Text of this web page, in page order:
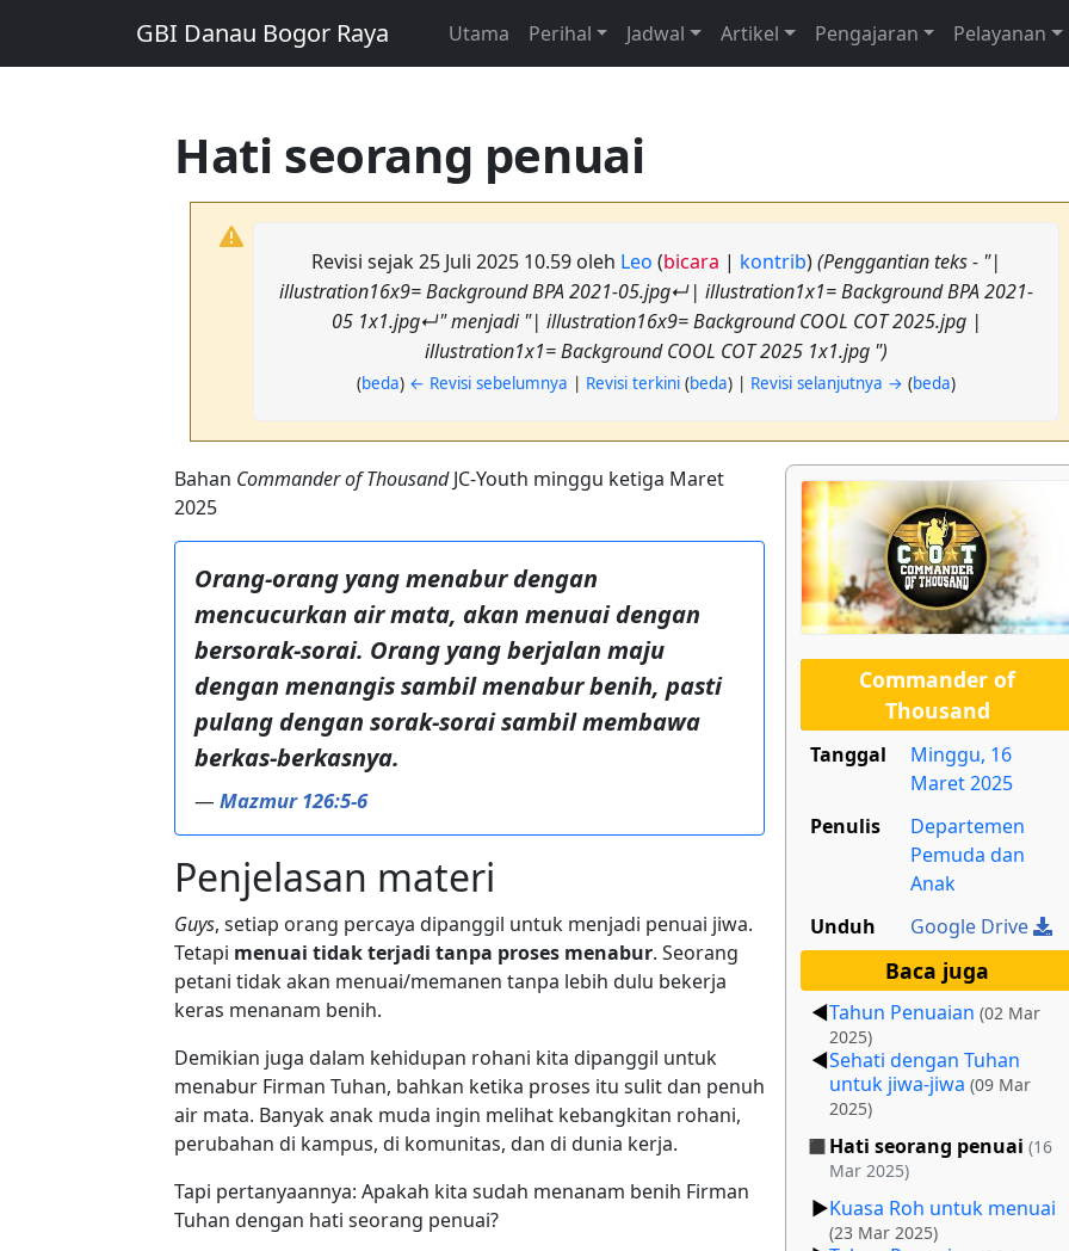
GBI Danau Bogor Raya Utama Perihal Jadwal Artikel Pengajaran Pelayanan
Hati seorang penuai
Revisi sejak 25 Juli 2025 10.59 oleh Leo (bicara | kontrib)(Penggantian teks - "|
illustration16x9= Background BPA 2021-05.jpg↵| illustration1x1= Background BPA 2021-
05 1x1.jpg↵" menjadi "| illustration16x9= Background COOL COT 2025.jpg |
illustration1x1= Background COOL COT 2025 1x1.jpg ")
(beda) ← Revisi sebelumnya | Revisi terkini (beda) | Revisi selanjutnya → (beda)
Commander of
Thousand
Tanggal
Minggu, 16
Maret 2025
Penulis
Departemen
Pemuda dan
Anak
Unduh
Google Drive
Baca juga
Tahun Penuaian (02 Mar
2025)
Sehati dengan Tuhan
untuk jiwa-jiwa (09 Mar
2025)
Hati seorang penuai (16
Mar 2025)
Kuasa Roh untuk menuai
(23 Mar 2025)
Bahan Commander of ThousandJC-Youth minggu ketiga Maret
2025
Orang-orang yang menabur dengan
mencucurkan air mata, akan menuai dengan
bersorak-sorai. Orang yang berjalan maju
dengan menangis sambil menabur benih, pasti
pulang dengan sorak-sorai sambil membawa
berkas-berkasnya.
— Mazmur 126:5-6
Penjelasan materi
Guys, setiap orang percaya dipanggil untuk menjadi penuai jiwa.
Tetapi menuai tidak terjadi tanpa proses menabur. Seorang
petani tidak akan menuai/memanen tanpa lebih dulu bekerja
keras menanam benih.
Demikian juga dalam kehidupan rohani kita dipanggil untuk
menabur Firman Tuhan, bahkan ketika proses itu sulit dan penuh
air mata. Banyak anak muda ingin melihat kebangkitan rohani,
perubahan di kampus, di komunitas, dan di dunia kerja.
Tapi pertanyaannya: Apakah kita sudah menanam benih Firman
Tuhan dengan hati seorang penuai?